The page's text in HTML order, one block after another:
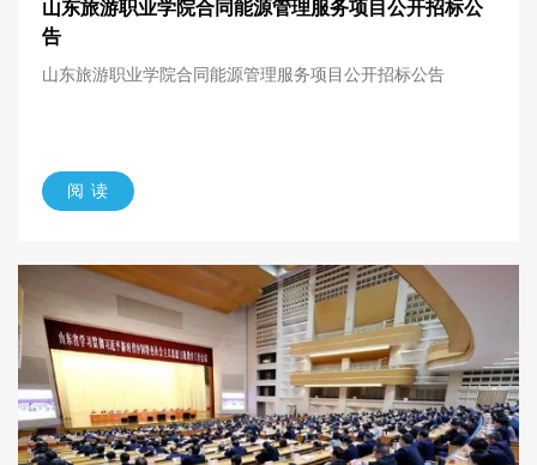
山东旅游职业学院合同能源管理服务项目公开招标公
告
山东旅游职业学院合同能源管理服务项目公开招标公告
阅 读